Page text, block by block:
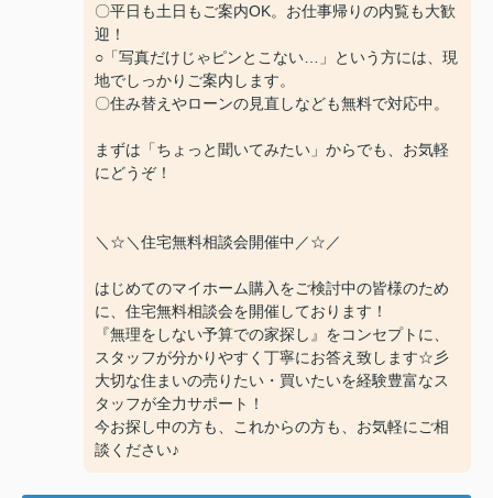
〇平日も土日もご案内OK。お仕事帰りの内覧も大歓
迎！
○「写真だけじゃピンとこない…」という方には、現
地でしっかりご案内します。
〇住み替えやローンの見直しなども無料で対応中。
まずは「ちょっと聞いてみたい」からでも、お気軽
にどうぞ！
＼☆＼住宅無料相談会開催中／☆／
はじめてのマイホーム購入をご検討中の皆様のため
に、住宅無料相談会を開催しております！
『無理をしない予算での家探し』をコンセプトに、
スタッフが分かりやすく丁寧にお答え致します☆彡
大切な住まいの売りたい・買いたいを経験豊富なス
タッフが全力サポート！
今お探し中の方も、これからの方も、お気軽にご相
談ください♪